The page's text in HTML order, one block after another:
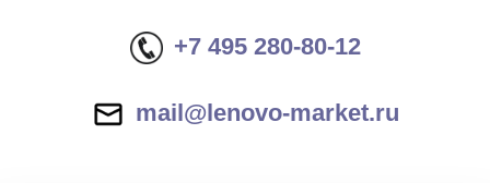
+7 495 280-80-12
mail@lenovo-market.ru